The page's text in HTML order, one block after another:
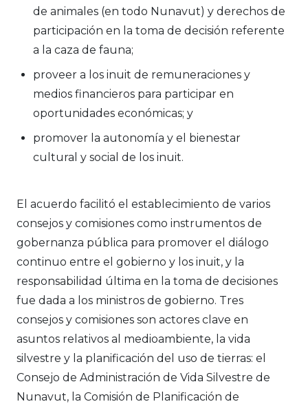
de animales (en todo Nunavut) y derechos de
participación en la toma de decisión referente
a la caza de fauna;
proveer a los inuit de remuneraciones y
medios financieros para participar en
oportunidades económicas; y
promover la autonomía y el bienestar
cultural y social de los inuit.
El acuerdo facilitó el establecimiento de varios
consejos y comisiones como instrumentos de
gobernanza pública para promover el diálogo
continuo entre el gobierno y los inuit, y la
responsabilidad última en la toma de decisiones
fue dada a los ministros de gobierno. Tres
consejos y comisiones son actores clave en
asuntos relativos al medioambiente, la vida
silvestre y la planificación del uso de tierras: el
Consejo de Administración de Vida Silvestre de
Nunavut, la Comisión de Planificación de